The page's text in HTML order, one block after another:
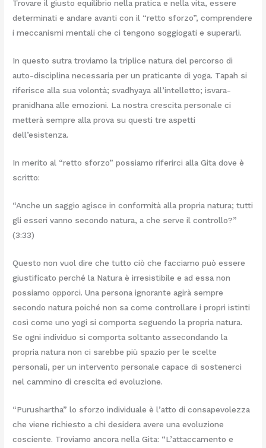
Trovare il giusto equilibrio nella pratica e nella vita, essere
determinati e andare avanti con il “retto sforzo”, comprendere
i meccanismi mentali che ci tengono soggiogati e superarli.
In questo sutra troviamo la triplice natura del percorso di
auto-disciplina necessaria per un praticante di yoga. Tapah si
riferisce alla sua volontà; svadhyaya all’intelletto; isvara-
pranidhana alle emozioni. La nostra crescita personale ci
metterà sempre alla prova su questi tre aspetti
dell’esistenza.
In merito al “retto sforzo” possiamo riferirci alla Gita dove è
scritto:
“Anche un saggio agisce in conformità alla propria natura; tutti
gli esseri vanno secondo natura, a che serve il controllo?”
(3:33)
Questo non vuol dire che tutto ciò che facciamo può essere
giustificato perché la Natura è irresistibile e ad essa non
possiamo opporci. Una persona ignorante agirà sempre
secondo natura poiché non sa come controllare i propri istinti
così come uno yogi si comporta seguendo la propria natura.
Se ogni individuo si comporta soltanto assecondando la
propria natura non ci sarebbe più spazio per le scelte
personali, per un intervento personale capace di sostenerci
nel cammino di crescita ed evoluzione.
“Purushartha” lo sforzo individuale è l’atto di consapevolezza
che viene richiesto a chi desidera avere una evoluzione
cosciente. Troviamo ancora nella Gita: “L’attaccamento e